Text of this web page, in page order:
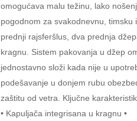
omogućava malu težinu, lako
pogodnom za svakodnevnu,
prednji rajsferšlus, dva prednja
kragnu. Sistem pakovanja u džep
jednostavno složi kada nije u
podešavanje u donjem rubu
zaštitu od vetra. Ključne
• Kapuljača integrisana u kragnu •